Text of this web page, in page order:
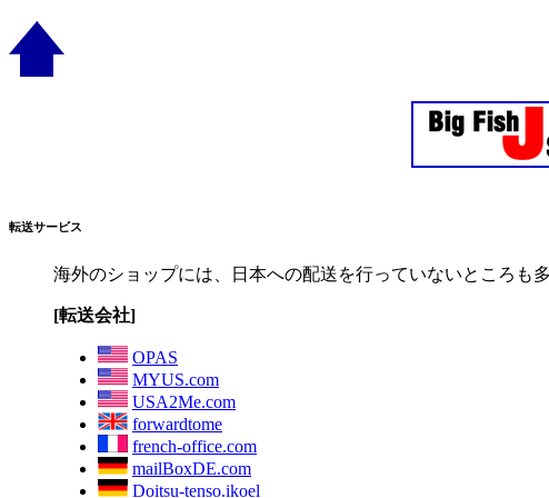
転送サービス
海外のショップには、日本への配送を行っていないところも
[転送会社]
OPAS
MYUS.com
USA2Me.com
forwardtome
french-office.com
mailBoxDE.com
Doitsu-tenso.ikoel